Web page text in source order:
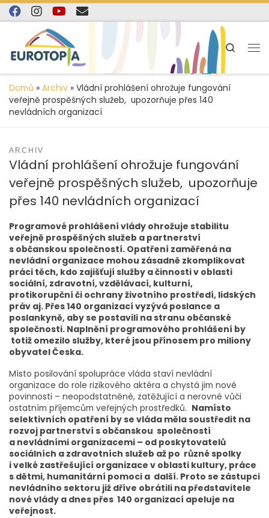
content
Skip to content
Search
Domů » Archiv » Vládní prohlášení ohrožuje fungování
veřejně prospěšných služeb, upozorňuje přes 140
nevládních organizací
ARCHIV
Vládní prohlášení ohrožuje fungování
veřejně prospěšných služeb, upozorňuje
přes 140 nevládních organizací
Programové prohlášení vlády ohrožuje stabilitu
veřejně prospěšných služeb a partnerství
s občanskou společností. Opatření zaměřená na
nevládní organizace mohou zásadně zkomplikovat
práci těch, kdo zajišťují služby a činnosti v oblasti
sociální, zdravotní, vzdělávací, kulturní,
protikorupční či ochrany životního prostředí, lidských
práv aj. Přes 140 organizací vyzývá poslance a
poslankyně, aby se postavili na stranu občanské
společnosti. Naplnění programového prohlášení by
totiž omezilo služby, které jsou přínosem pro miliony
obyvatel Česka.
Místo posilování spolupráce vláda staví nevládní
organizace do role rizikového aktéra a chystá jim nové
povinnosti – neopodstatněné, zatěžující a nerovné vůči
ostatním příjemcům veřejných prostředků. Namísto
selektivních opatření by se vláda měla soustředit na
rozvoj partnerství s občanskou společností
a nevládními organizacemi – od poskytovatelů
sociálních a zdravotních služeb až po různé spolky
i velké zastřešující organizace v oblasti kultury, práce
s dětmi, humanitární pomoci a další. Proto se zástupci
nevládního sektoru již dříve obrátili na představitele
nové vlády a dnes přes 140 organizací apeluje na
veřejnost.